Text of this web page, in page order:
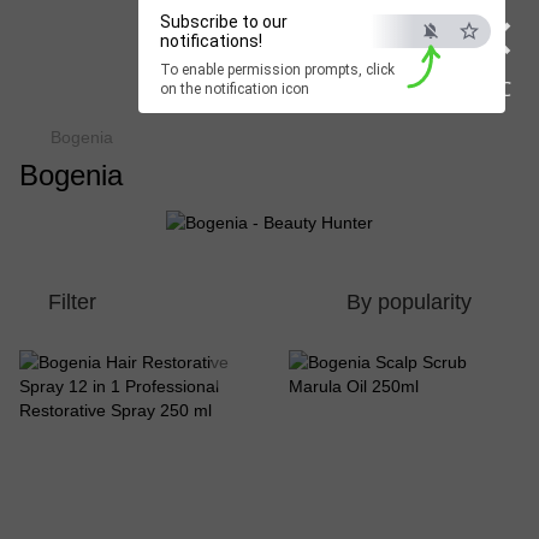
×
ESC
Subscribe to our
notifications!
To enable permission prompts, click
on the notification icon
Beauty Hunter
Fast delivery worldwide
Bogenia
Bogenia
Filter By popularity